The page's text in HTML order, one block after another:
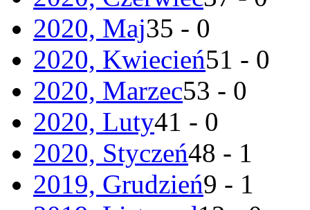
2020, Maj35 - 0
2020, Kwiecień51 - 0
2020, Marzec53 - 0
2020, Luty41 - 0
2020, Styczeń48 - 1
2019, Grudzień9 - 1